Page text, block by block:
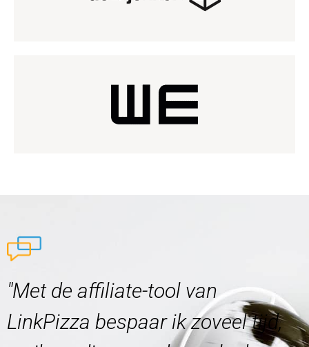
"Met de affiliate-tool van
LinkPizza bespaar ik zoveel tijd,